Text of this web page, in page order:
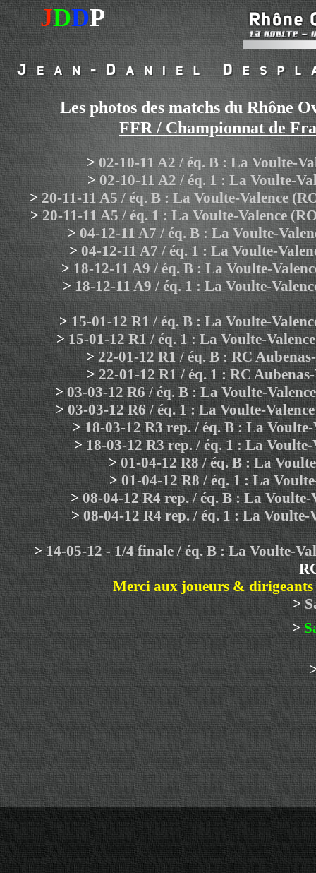
JDDP
Les photos des matchs du Rhône
FFR / Championnat de
>02-10-11 A2 / éq. B : La Voulte-
>02-10-11 A2 / éq. 1 : La Voulte-
>20-11-11 A5 / éq. B : La Voulte-Valence
>20-11-11 A5 / éq. 1 : La Voulte-Valence
>04-12-11 A7 / éq. B : La Voulte-
>04-12-11 A7 / éq. 1 : La Voulte-
>18-12-11 A9 / éq. B : La Voulte-
>18-12-11 A9 / éq. 1 : La Voulte-
>15-01-12 R1 / éq. B : La Voulte-
>15-01-12 R1 / éq. 1 : La Voulte-
>22-01-12 R1 / éq. B : RC
>22-01-12 R1 / éq. 1 : RC
>03-03-12 R6 / éq. B : La Voulte-
>03-03-12 R6 / éq. 1 : La Voulte-
>18-03-12 R3 rep. / éq. B : La
>18-03-12 R3 rep. / éq. 1 : La
>01-04-12 R8 / éq. B : La
>01-04-12 R8 / éq. 1 : La
>08-04-12 R4 rep. / éq. B : La
>08-04-12 R4 rep. / éq. 1 : La
>14-05-12 - 1/4 finale / éq. B : La Voulte-
Merci aux joueurs & dirigeants
>
>